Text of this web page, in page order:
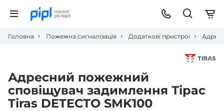
Головна Пожежна сигналізація Додаткові пристрої
Адресний пожежний
сповіщувач задимлення Тірас
Tiras DETECTO SMK100